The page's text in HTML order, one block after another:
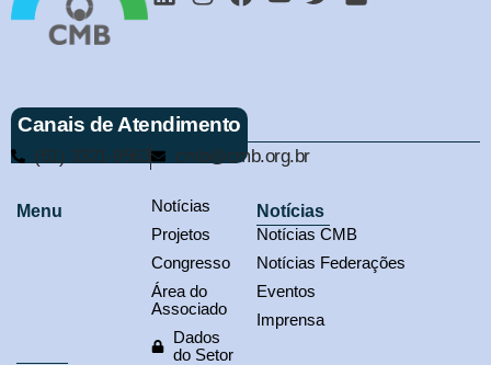
Canais de Atendimento
(61) 3321-9563 cmb@cmb.org.br
Menu
Notícias
Projetos
Congresso
Área do
Associado
Dados
do Setor
Notícias
Notícias CMB
Notícias Federações
Eventos
Imprensa